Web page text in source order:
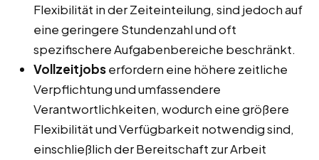
Flexibilität in der Zeiteinteilung, sind jedoch auf
eine geringere Stundenzahl und oft
spezifischere Aufgabenbereiche beschränkt.
Vollzeitjobserfordern eine höhere zeitliche
Verpflichtung und umfassendere
Verantwortlichkeiten, wodurch eine größere
Flexibilität und Verfügbarkeit notwendig sind,
einschließlich der Bereitschaft zur Arbeit